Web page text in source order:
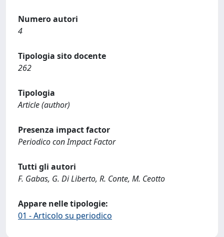
Numero autori
4
Tipologia sito docente
262
Tipologia
Article (author)
Presenza impact factor
Periodico con Impact Factor
Tutti gli autori
F. Gabas, G. Di Liberto, R. Conte, M. Ceotto
Appare nelle tipologie:
01 - Articolo su periodico